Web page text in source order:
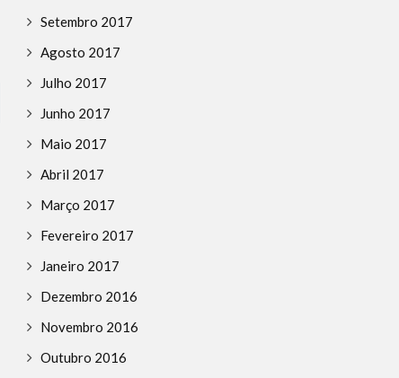
Setembro 2017
Agosto 2017
Julho 2017
Junho 2017
Maio 2017
Abril 2017
Março 2017
Fevereiro 2017
Janeiro 2017
Dezembro 2016
Novembro 2016
Outubro 2016